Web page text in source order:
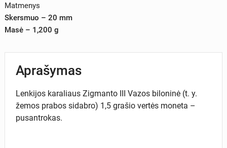
Matmenys
Skersmuo – 20 mm
Masė – 1,200 g
Aprašymas
Lenkijos karaliaus Zigmanto III Vazos biloninė (t. y.
žemos prabos sidabro) 1,5 grašio vertės moneta –
pusantrokas.